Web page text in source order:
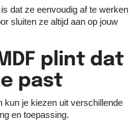
dat ze eenvoudig af te werken
sluiten ze altijd aan op jouw
plint dat
past
kun je kiezen uit verschillende
en toepassing.